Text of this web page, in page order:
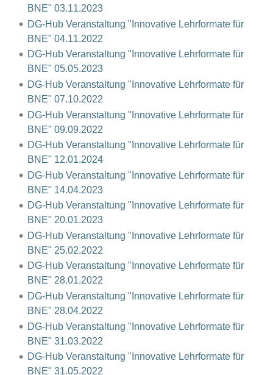
BNE" 03.11.2023
DG-Hub Veranstaltung "Innovative Lehrformate für
BNE" 04.11.2022
DG-Hub Veranstaltung "Innovative Lehrformate für
BNE" 05.05.2023
DG-Hub Veranstaltung "Innovative Lehrformate für
BNE" 07.10.2022
DG-Hub Veranstaltung "Innovative Lehrformate für
BNE" 09.09.2022
DG-Hub Veranstaltung "Innovative Lehrformate für
BNE" 12.01.2024
DG-Hub Veranstaltung "Innovative Lehrformate für
BNE" 14.04.2023
DG-Hub Veranstaltung "Innovative Lehrformate für
BNE" 20.01.2023
DG-Hub Veranstaltung "Innovative Lehrformate für
BNE" 25.02.2022
DG-Hub Veranstaltung "Innovative Lehrformate für
BNE" 28.01.2022
DG-Hub Veranstaltung "Innovative Lehrformate für
BNE" 28.04.2022
DG-Hub Veranstaltung "Innovative Lehrformate für
BNE" 31.03.2022
DG-Hub Veranstaltung "Innovative Lehrformate für
BNE" 31.05.2022